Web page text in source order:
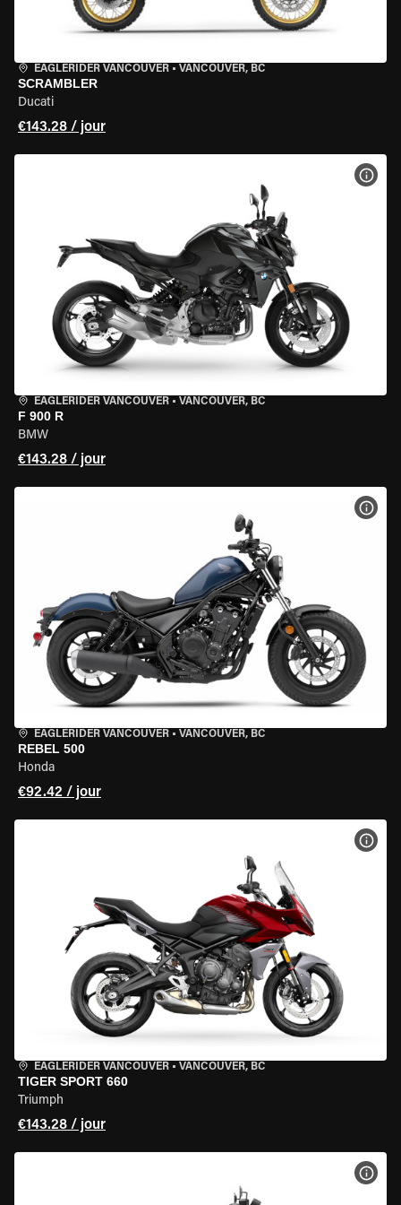
EAGLERIDER VANCOUVER • VANCOUVER, BC
SCRAMBLER
Ducati
€143.28 / jour
EAGLERIDER VANCOUVER • VANCOUVER, BC
F 900 R
BMW
€143.28 / jour
EAGLERIDER VANCOUVER • VANCOUVER, BC
REBEL 500
Honda
€92.42 / jour
EAGLERIDER VANCOUVER • VANCOUVER, BC
TIGER SPORT 660
Triumph
€143.28 / jour